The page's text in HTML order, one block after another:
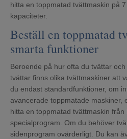
hitta en toppmatad tvättmaskin på
kapaciteter.
Beställ en toppmatad
smarta funktioner
Beroende på hur ofta du tvättar
tvättar finns olika tvättmaskiner att
du endast standardfunktioner, om
avancerade toppmatade maskiner,
hitta en toppmatad tvättmaskin
specialprogram. Om du behöver
sidenprogram ovärderligt. Du kan